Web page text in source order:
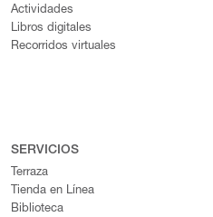
Actividades
Libros digitales
Recorridos virtuales
SERVICIOS
Terraza
Tienda en Línea
Biblioteca